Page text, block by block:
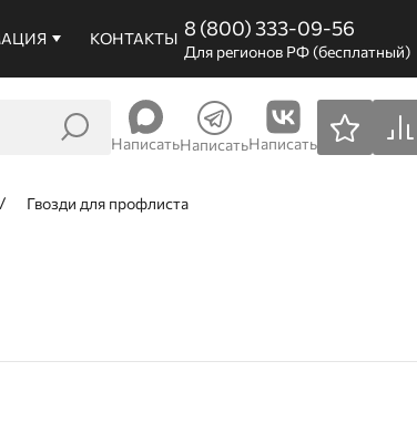
КОНТАКТЫ 8 (800) 333-09-56
Для регионов РФ (бесплатный)
НаписатьНаписатьНаписать
Гвозди для профлиста